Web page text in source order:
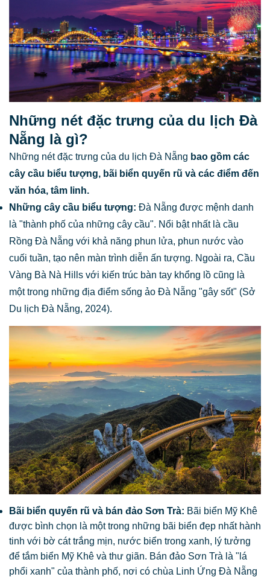
Những nét đặc trưng của du lịch Đà
Nẵng là gì?
Những nét đặc trưng của du lịch Đà Nẵng bao gồm các
cây cầu biểu tượng, bãi biển quyến rũ và các điểm đến
văn hóa, tâm linh.
Những cây cầu biểu tượng: Đà Nẵng được mệnh danh
là "thành phố của những cây cầu". Nổi bật nhất là cầu
Rồng Đà Nẵng với khả năng phun lửa, phun nước vào
cuối tuần, tạo nên màn trình diễn ấn tượng. Ngoài ra, Cầu
Vàng Bà Nà Hills với kiến trúc bàn tay khổng lồ cũng là
một trong những địa điểm sống ảo Đà Nẵng "gây sốt" (Sở
Du lịch Đà Nẵng, 2024).
Bãi biển quyến rũ và bán đảo Sơn Trà: Bãi biển Mỹ Khê
được bình chọn là một trong những bãi biển đẹp nhất hành
tinh với bờ cát trắng mịn, nước biển trong xanh, lý tưởng
để tắm biển Mỹ Khê và thư giãn. Bán đảo Sơn Trà là "lá
phổi xanh" của thành phố, nơi có chùa Linh Ứng Đà Nẵng